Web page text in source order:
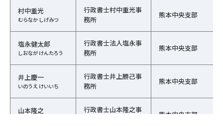
村中重光
むらなか しげみつ
行政書士村中重光事
務所
熊本中央支部
塩永健太郎
しおなが けんたろう
行政書士法人塩永事
務所
熊本中央支部
井上慶一
いのうえ けいいち
行政書士井上勝己事
務所
熊本中央支部
山本隆之
行政書士山本隆之事
熊本中央支部